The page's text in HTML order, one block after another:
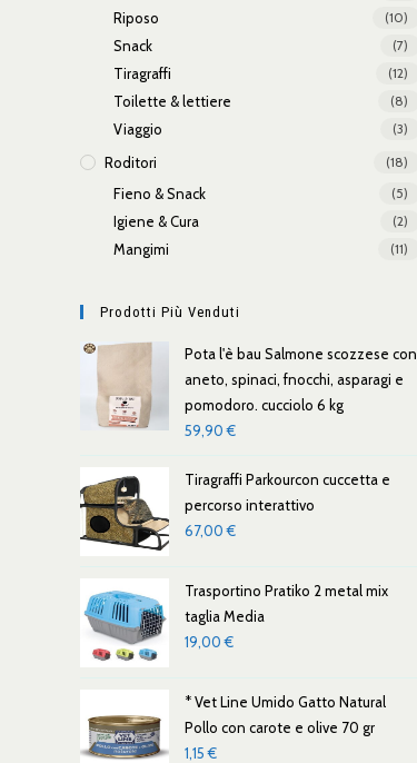
Riposo (10)
Snack (7)
Tiragraffi (12)
Toilette & lettiere (8)
Viaggio (3)
Roditori (18)
Fieno & Snack (5)
Igiene & Cura (2)
Mangimi (11)
Prodotti Più Venduti
Pota l'è bau Salmone scozzese con
aneto, spinaci, fnocchi, asparagi e
pomodoro. cucciolo 6 kg
59,90€
Tiragraffi Parkourcon cuccetta e
percorso interattivo
67,00€
Trasportino Pratiko 2 metal mix
taglia Media
19,00€
* Vet Line Umido Gatto Natural
Pollo con carote e olive 70 gr
1,15€